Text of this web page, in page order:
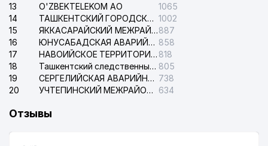
13
O'ZBEKTELEKOM АО
1065
14
ТАШКЕНТСКИЙ ГОРОДСКОЙ СУД ПО ГРАЖДАНСКИМ ДЕЛАМ 1002
15
ЯККАСАРАЙСКИЙ МЕЖРАЙОННЫЙ СУД ПО ГРАЖДАНСКИМ ДЕЛАМ887
16
ЮНУСАБАДСКАЯ АВАРИЙНАЯ СЛУЖБА ЭЛЕКТРОСЕТИ 858
17
НАВОИЙСКОЕ ТЕРРИТОРИАЛЬНОЕ ПРЕДПРИЯТИЕ ЭЛЕКТРОСЕТИ АО 818
18
Ташкентский следственный изолятор 805
19
СЕРГЕЛИЙСКАЯ АВАРИЙНАЯ СЛУЖБА ЭЛЕКТРОСЕТИ 738
20
УЧТЕПИНСКИЙ МЕЖРАЙОННЫЙ СУД ПО ГРАЖДАНСКИМ ДЕЛАМ 634
Отзывы